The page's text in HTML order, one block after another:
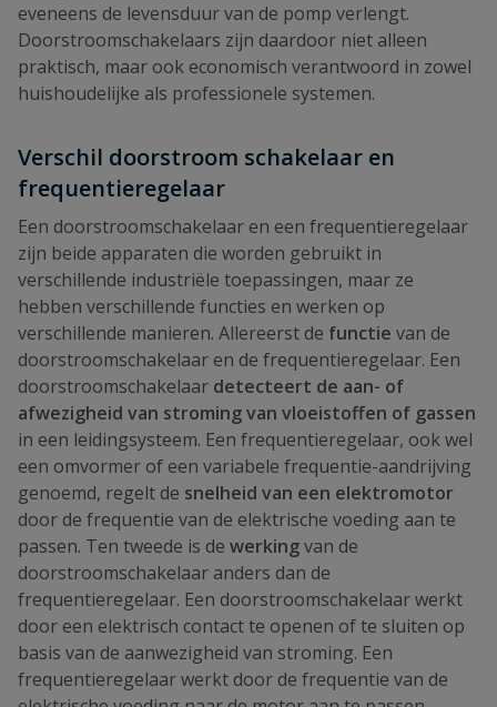
eveneens de levensduur van de pomp verlengt.
Doorstroomschakelaars zijn daardoor niet alleen
praktisch, maar ook economisch verantwoord in zowel
huishoudelijke als professionele systemen.
Verschil doorstroom schakelaar en
frequentieregelaar
Een doorstroomschakelaar en een frequentieregelaar
zijn beide apparaten die worden gebruikt in
verschillende industriële toepassingen, maar ze
hebben verschillende functies en werken op
verschillende manieren. Allereerst de functie van de
doorstroomschakelaar en de frequentieregelaar. Een
doorstroomschakelaar detecteert de aan- of
afwezigheid van stroming van vloeistoffen of gassen
in een leidingsysteem. Een frequentieregelaar, ook wel
een omvormer of een variabele frequentie-aandrijving
genoemd, regelt de snelheid van een elektromotor
door de frequentie van de elektrische voeding aan te
passen. Ten tweede is de werkingvan de
doorstroomschakelaar anders dan de
frequentieregelaar. Een doorstroomschakelaar werkt
door een elektrisch contact te openen of te sluiten op
basis van de aanwezigheid van stroming. Een
frequentieregelaar werkt door de frequentie van de